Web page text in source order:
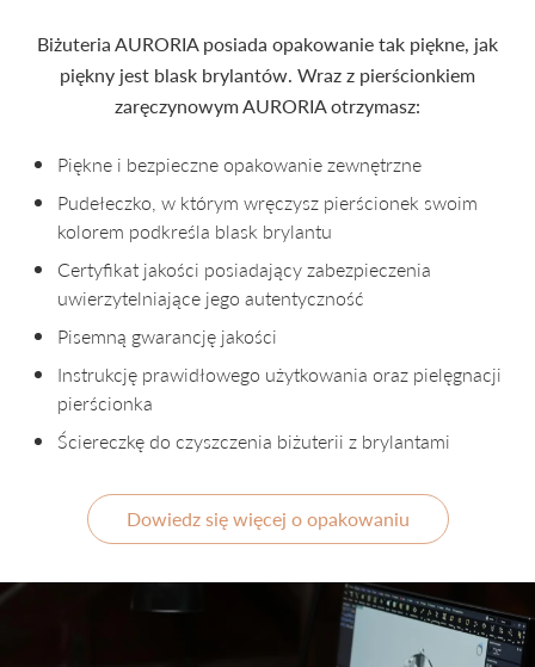
Biżuteria AURORIA posiada opakowanie tak piękne, jak
piękny jest blask brylantów. Wraz z pierścionkiem
zaręczynowym AURORIA otrzymasz:
Piękne i bezpieczne opakowanie zewnętrzne
Pudełeczko, w którym wręczysz pierścionek swoim
kolorem podkreśla blask brylantu
Certyfikat jakości posiadający zabezpieczenia
uwierzytelniające jego autentyczność
Pisemną gwarancję jakości
Instrukcję prawidłowego użytkowania oraz pielęgnacji
pierścionka
Ściereczkę do czyszczenia biżuterii z brylantami
Dowiedz się więcej o opakowaniu